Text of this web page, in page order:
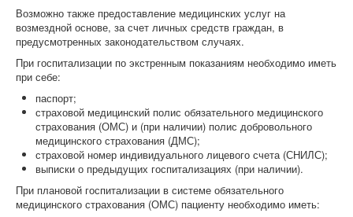
Возможно также предоставление медицинских услуг на
возмездной основе, за счет личных средств граждан, в
предусмотренных законодательством случаях.
При госпитализации по экстренным показаниям необходимо иметь
при себе:
паспорт;
страховой медицинский полис обязательного медицинского
страхования (ОМС) и (при наличии) полис добровольного
медицинского страхования (ДМС);
страховой номер индивидуального лицевого счета (СНИЛС);
выписки о предыдущих госпитализациях (при наличии).
При плановой госпитализации в системе обязательного
медицинского страхования (ОМС) пациенту необходимо иметь: